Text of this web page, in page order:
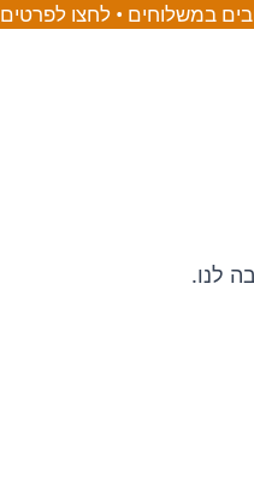
במשלוחים • לחצו לפרטים